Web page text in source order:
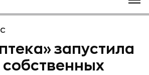
запустила